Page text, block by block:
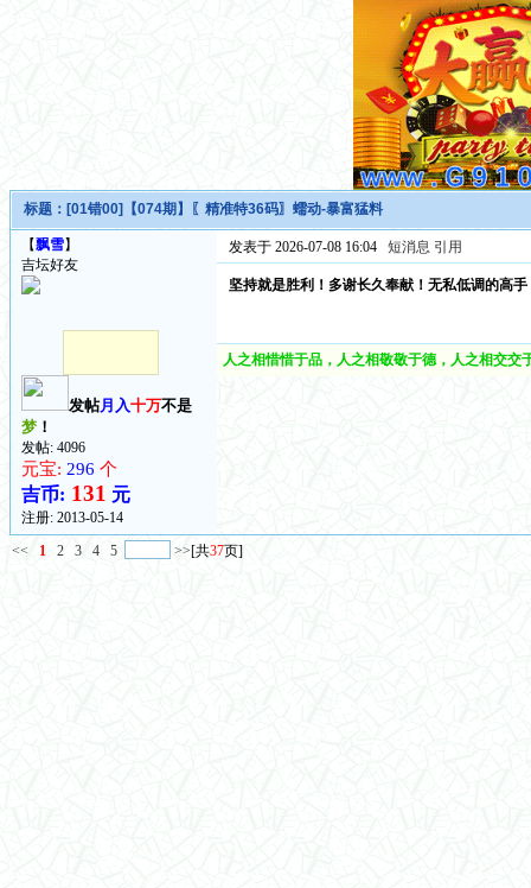
标题： [01错00]【074期】〖精准特36码〗蠕动-暴富猛料
【飘雪】
吉坛好友
发帖月入十万不是
梦！
发帖: 4096
元宝: 296 个
吉币: 131 元
注册: 2013-05-14
发表于 2026-07-08 16:04 短消息 引用
坚持就是胜利！多谢长久奉献！无私低调的高手
人之相惜惜于品，人之相敬敬于德，人之相交
<< 1 2 3 4 5 >>[共37页]